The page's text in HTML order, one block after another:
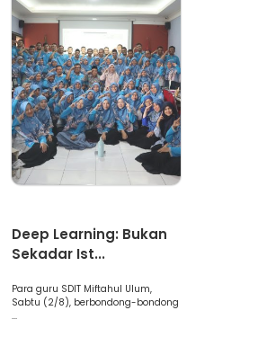
Deep Learning: Bukan
Sekadar Ist...
Para guru SDIT Miftahul Ulum,
Sabtu (2/8), berbondong-bondong
...